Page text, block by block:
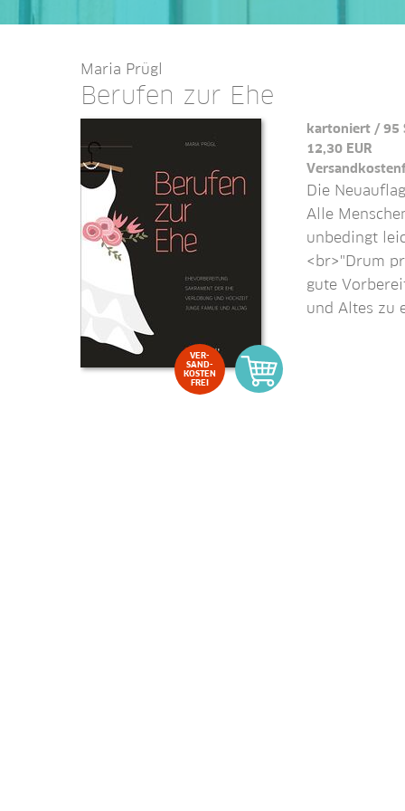
Maria Prügl
Berufen zur Ehe
VER-
SAND-
KOSTEN
FREI
kartoniert / 95
12,30 EUR
Die
Alle
unbedingt
<br>"Drum
gute
und Altes zu